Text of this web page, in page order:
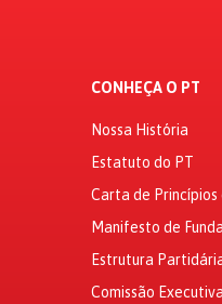
CONHEÇA O PT
Nossa História
Estatuto do PT
Carta de Princípios
Manifesto de
Estrutura
Comissão